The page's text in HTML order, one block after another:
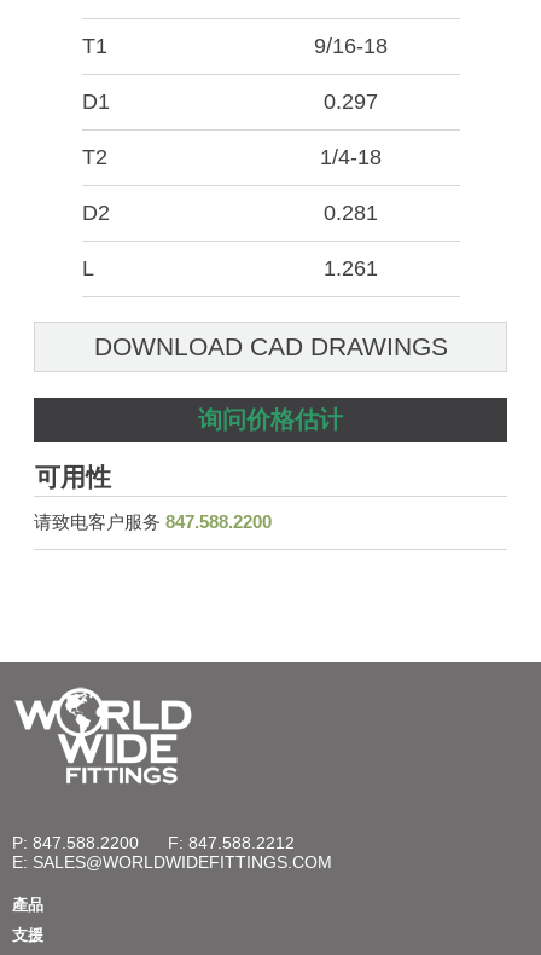
T1 9/16-18
D1 0.297
T2 1/4-18
D2 0.281
L 1.261
DOWNLOAD CAD DRAWINGS
询问价格估计
可用性
请致电客户服务 847.588.2200
P: 847.588.2200
F: 847.588.2212
E: SALES@WORLDWIDEFITTINGS.COM
產品
支援